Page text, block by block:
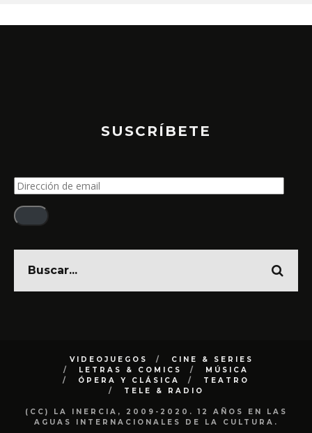
SUSCRÍBETE
Dirección
de
email
VIDEOJUEGOS
CINE & SERIES
LETRAS & COMICS
MÚSICA
ÓPERA Y CLÁSICA
TEATRO
TELE & RADIO
(CC) LA INERCIA, 2009-2020. 12 AÑOS EN LAS
AGUAS INTERNACIONALES DE LA CULTURA.